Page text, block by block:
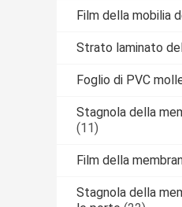
Film della mobilia
Strato laminato
Foglio di PVC
Stagnola della
(11)
Film della
Stagnola della